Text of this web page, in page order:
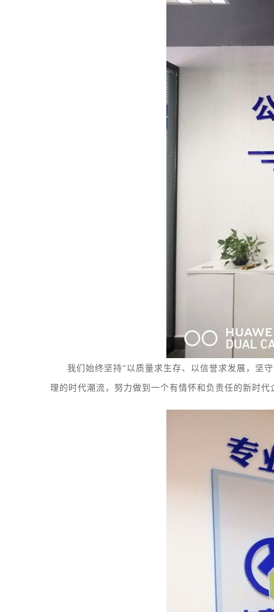
我们始终坚持“以质量求生存、以信誉求发展，坚
理的时代潮流，努力做到一个有情怀和负责任的新时